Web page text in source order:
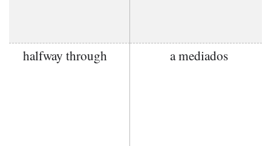
halfway through a mediados